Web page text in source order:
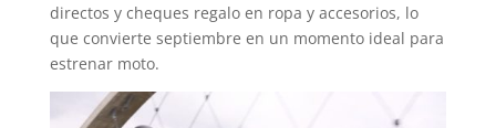
directos y cheques regalo en ropa y accesorios, lo
que convierte septiembre en un momento ideal para
estrenar moto.